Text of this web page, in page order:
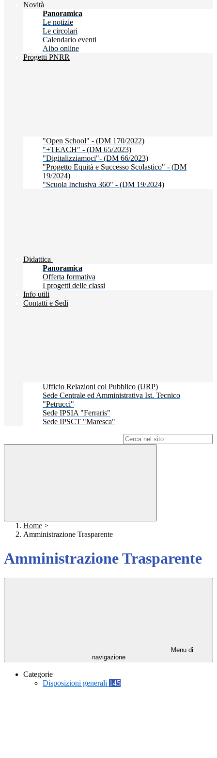
Novità
Panoramica
Le notizie
Le circolari
Calendario eventi
Albo online
Progetti PNRR
"Open School" - (DM 170/2022)
"+TEACH" - (DM 65/2023)
"Digitalizziamoci"- (DM 66/2023)
"Progetto Equità e Successo Scolastico" - (DM
19/2024)
"Scuola Inclusiva 360" - (DM 19/2024)
Didattica
Panoramica
Offerta formativa
I progetti delle classi
Info utili
Contatti e Sedi
Ufficio Relazioni col Pubblico (URP)
Sede Centrale ed Amministrativa Ist. Tecnico
"Petrucci"
Sede IPSIA "Ferraris"
Sede IPSCT "Maresca"
Home >
Amministrazione Trasparente
Amministrazione Trasparente
Menu di
navigazione
Categorie
Disposizioni generali 145